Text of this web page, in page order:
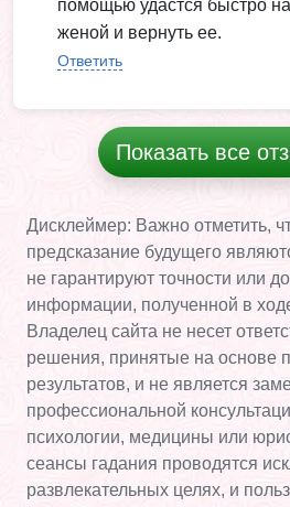
помощью удастся быстро
женой и вернуть ее.
Ответить
Показать все
Дисклеймер: Важно отметить,
предсказание будущего
не гарантируют точности или
информации, полученной в
Владелец сайта не несет
решения, принятые на основе
результатов, и не является
профессиональной
психологии, медицины или
сеансы гадания проводятся
развлекательных целях, и